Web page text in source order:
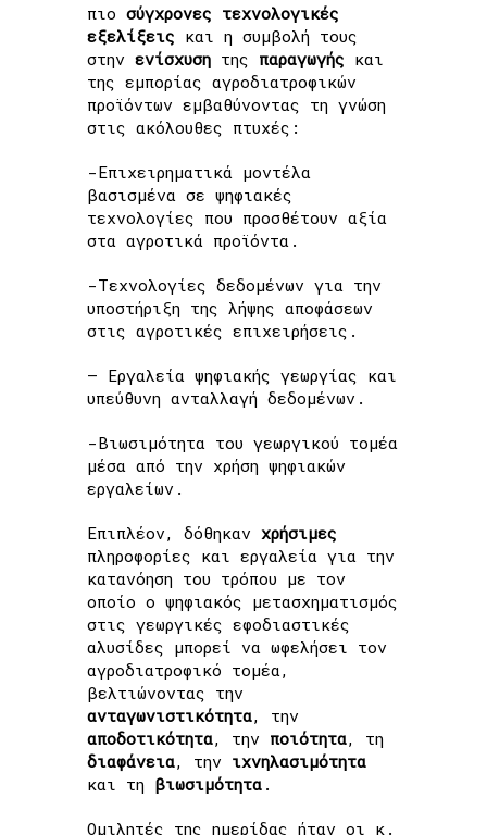
πιο σύγχρονες τεχνολογικές
εξελίξεις και η συμβολή τους
στην ενίσχυση της παραγωγής και
της εμπορίας αγροδιατροφικών
προϊόντων εμβαθύνοντας τη γνώση
στις ακόλουθες πτυχές:
-Επιχειρηματικά μοντέλα
βασισμένα σε ψηφιακές
τεχνολογίες που προσθέτουν αξία
στα αγροτικά προϊόντα.
-Τεχνολογίες δεδομένων για την
υποστήριξη της λήψης αποφάσεων
στις αγροτικές επιχειρήσεις.
– Εργαλεία ψηφιακής γεωργίας και
υπεύθυνη ανταλλαγή δεδομένων.
-Βιωσιμότητα του γεωργικού τομέα
μέσα από την χρήση ψηφιακών
εργαλείων.
Επιπλέον, δόθηκαν χρήσιμες
πληροφορίες και εργαλεία για την
κατανόηση του τρόπου με τον
οποίο ο ψηφιακός μετασχηματισμός
στις γεωργικές εφοδιαστικές
αλυσίδες μπορεί να ωφελήσει τον
αγροδιατροφικό τομέα,
βελτιώνοντας την
ανταγωνιστικότητα, την
αποδοτικότητα, την ποιότητα, τη
διαφάνεια, την ιχνηλασιμότητα
και τη βιωσιμότητα .
Ομιλητές της ημερίδας ήταν οι κ.